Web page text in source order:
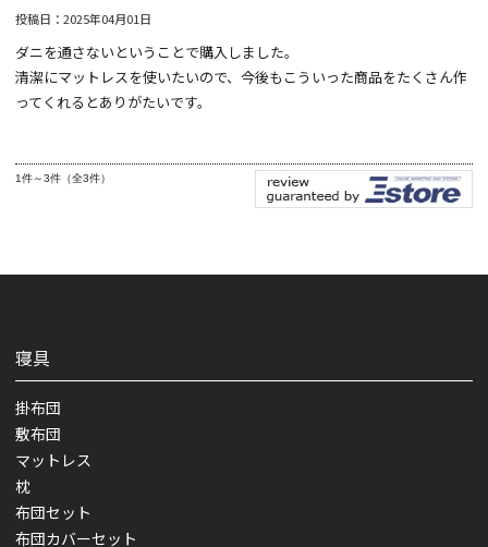
投稿日：2025年04月01日
ダニを通さないということで購入しました。
清潔にマットレスを使いたいので、今後もこういった商品をたくさん作
ってくれるとありがたいです。
1件～3件（全3件）
寝具
掛布団
敷布団
マットレス
枕
布団セット
布団カバーセット